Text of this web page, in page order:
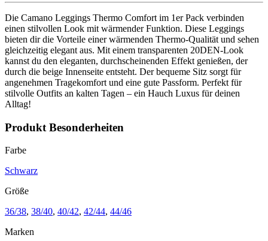
Die Camano Leggings Thermo Comfort im 1er Pack verbinden
einen stilvollen Look mit wärmender Funktion. Diese Leggings
bieten dir die Vorteile einer wärmenden Thermo-Qualität und sehen
gleichzeitig elegant aus. Mit einem transparenten 20DEN-Look
kannst du den eleganten, durchscheinenden Effekt genießen, der
durch die beige Innenseite entsteht. Der bequeme Sitz sorgt für
angenehmen Tragekomfort und eine gute Passform. Perfekt für
stilvolle Outfits an kalten Tagen – ein Hauch Luxus für deinen
Alltag!
Produkt Besonderheiten
Farbe
Schwarz
Größe
36/38, 38/40, 40/42, 42/44, 44/46
Marken